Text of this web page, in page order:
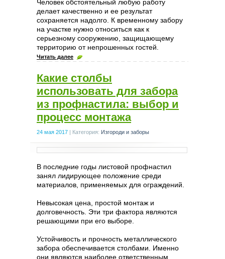
Человек обстоятельный любую работу
делает качественно и ее результат
сохраняется надолго. К временному забору
на участке нужно относиться как к
серьезному сооружению, защищающему
территорию от непрошенных гостей.
Читать далее
Какие столбы
использовать для забора
из профнастила: выбор и
процесс монтажа
24 мая 2017 | Категория: Изгороди и заборы
В последние годы листовой профнастил
занял лидирующее положение среди
материалов, применяемых для ограждений.
Невысокая цена, простой монтаж и
долговечность. Эти три фактора являются
решающими при его выборе.
Устойчивость и прочность металлического
забора обеспечивается столбами. Именно
они являются наиболее ответственным